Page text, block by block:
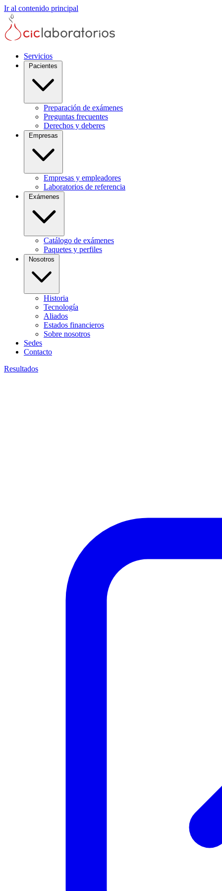
Ir al contenido principal
Servicios
Preparación de exámenes
Preguntas frecuentes
Derechos y deberes
Empresas y empleadores
Laboratorios de referencia
Catálogo de exámenes
Paquetes y perfiles
Historia
Tecnología
Aliados
Estados financieros
Sobre nosotros
Sedes
Contacto
Resultados